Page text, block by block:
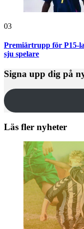
03
Premiärtrupp för P15-
sju spelare
Signa upp dig på
Läs fler nyheter